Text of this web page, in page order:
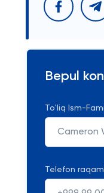
Bepul
To'liq Ism-
Telefon